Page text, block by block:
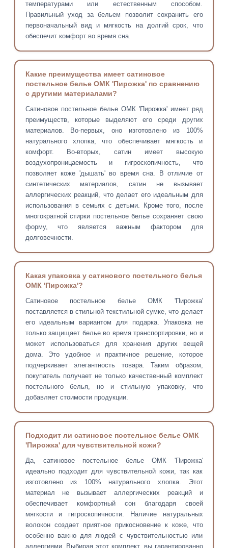
температурами или естественным способом.
Правильный уход за бельем позволит сохранить его
первоначальный вид и мягкость на долгий срок, что
обеспечит комфорт во время сна.
Какие преимущества имеет сатиновое
постельное белье ОМК 'Пирожка' по сравнению
с другими материалами?
Сатиновое постельное белье ОМК 'Пирожка' имеет ряд
преимуществ, которые выделяют его среди других
материалов. Во-первых, оно изготовлено из 100%
натурального хлопка, что обеспечивает мягкость и
комфорт. Во-вторых, сатин имеет высокую
воздухопроницаемость и гигроскопичность, что
позволяет коже 'дышать' во время сна. В отличие от
синтетических материалов, сатин не вызывает
аллергических реакций, что делает его идеальным для
использования в семьях с детьми. Кроме того, после
многократной стирки постельное белье сохраняет свою
форму, что является важным фактором для
долговечности.
Какая упаковка у сатинового постельного белья
ОМК 'Пирожка'?
Сатиновое постельное белье ОМК 'Пирожка'
поставляется в стильной текстильной сумке, что делает
его идеальным вариантом для подарка. Упаковка не
только защищает белье во время транспортировки, но и
может использоваться для хранения других вещей
дома. Это удобное и практичное решение, которое
подчеркивает элегантность товара. Таким образом,
покупатель получает не только качественный комплект
постельного белья, но и стильную упаковку, что
добавляет стоимости продукции.
Подходит ли сатиновое постельное белье ОМК
'Пирожка' для чувствительной кожи?
Да, сатиновое постельное белье ОМК 'Пирожка'
идеально подходит для чувствительной кожи, так как
изготовлено из 100% натурального хлопка. Этот
материал не вызывает аллергических реакций и
обеспечивает комфортный сон благодаря своей
мягкости и гигроскопичности. Наличие натуральных
волокон создает приятное прикосновение к коже, что
особенно важно для людей с чувствительностью или
аллергиями. Выбирая этот комплект, вы гарантированно